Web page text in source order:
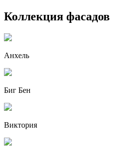
Коллекция фасадов
Анхель
Биг Бен
Виктория